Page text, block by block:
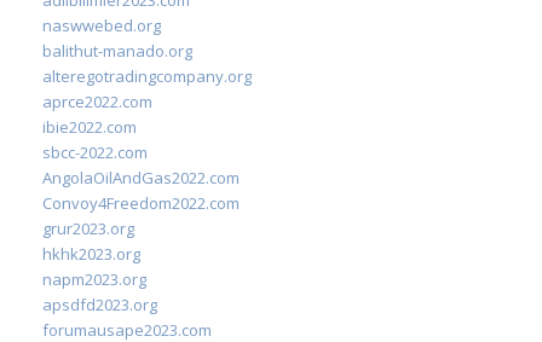
naswwebed.org
balithut-manado.org
alteregotradingcompany.org
aprce2022.com
ibie2022.com
sbcc-2022.com
AngolaOilAndGas2022.com
Convoy4Freedom2022.com
grur2023.org
hkhk2023.org
napm2023.org
apsdfd2023.org
forumausape2023.com